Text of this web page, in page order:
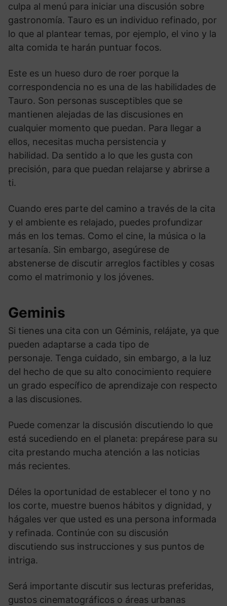
culpa al menú para iniciar una discusión sobre
gastronomía. Tauro es un individuo refinado, por
lo que al plantear temas, por ejemplo, el vino y la
alta comida te harán puntuar focos.
Este es un hueso duro de roer porque la
correspondencia no es una de las habilidades de
Tauro. Son personas susceptibles que se
mantienen alejadas de las discusiones en
cualquier momento que puedan. Para llegar a
ellos, necesitas mucha persistencia y
habilidad. Da sentido a lo que les gusta con
precisión, para que puedan relajarse y abrirse a
ti.
Cuando eres parte del camino a través de la cita
y el ambiente es relajado, puedes profundizar
más en los temas. Como el cine, la música o la
artesanía. Sin embargo, asegúrese de
abstenerse de discutir arreglos factibles y cosas
como el matrimonio y los jóvenes.
Geminis
Si tienes una cita con un Géminis, relájate, ya que
pueden adaptarse a cada tipo de
personaje. Tenga cuidado, sin embargo, a la luz
del hecho de que su alto conocimiento requiere
un grado específico de aprendizaje con respecto
a las discusiones.
Puede comenzar la discusión discutiendo lo que
está sucediendo en el planeta: prepárese para su
cita prestando mucha atención a las noticias
más recientes.
Déles la oportunidad de establecer el tono y no
los corte, muestre buenos hábitos y dignidad, y
hágales ver que usted es una persona informada
y refinada. Continúe con su discusión
discutiendo sus instrucciones y sus puntos de
intriga.
Será importante discutir sus lecturas preferidas,
gustos cinematográficos o áreas urbanas